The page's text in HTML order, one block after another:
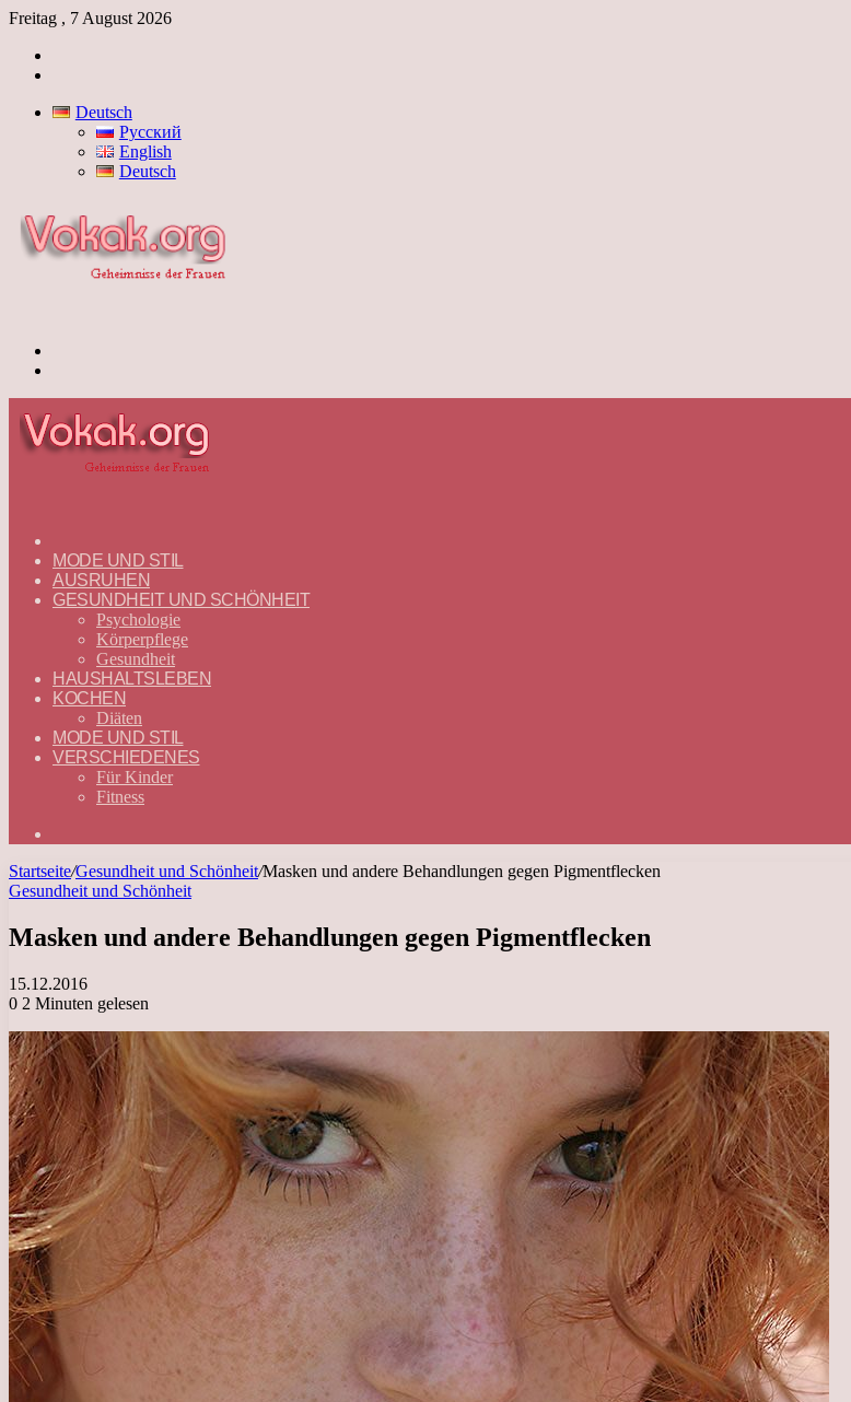
Freitag , 7 August 2026
Deutsch
Русский
English
Deutsch
—
DEUTSCH
MODE UND STIL
AUSRUHEN
GESUNDHEIT UND SCHÖNHEIT
Psychologie
Körperpflege
Gesundheit
HAUSHALTSLEBEN
KOCHEN
Diäten
MODE UND STIL
VERSCHIEDENES
Für Kinder
Fitness
Startseite/Gesundheit und Schönheit/Masken und andere Behandlungen gegen Pigmentflecken
Gesundheit und Schönheit
Masken und andere Behandlungen gegen Pigmentflecken
15.12.2016
0 2 Minuten gelesen